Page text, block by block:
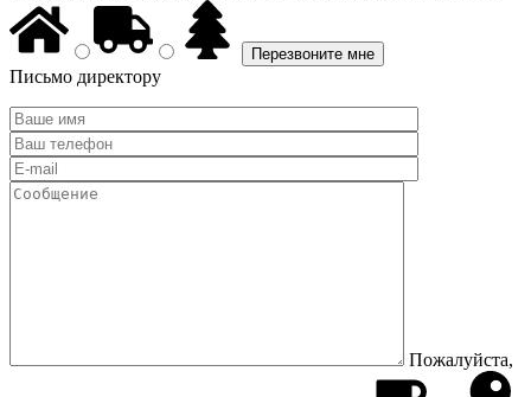
Письмо директору
Пожалуйста,